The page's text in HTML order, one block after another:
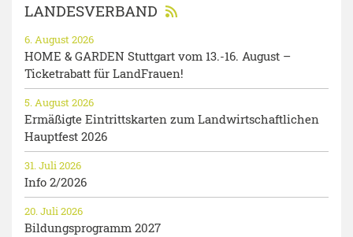
LANDESVERBAND
HOME & GARDEN Stuttgart vom 13.-16. August –
Ticketrabatt für LandFrauen!
6. August 2026
Ermäßigte Eintrittskarten zum Landwirtschaftlichen
Hauptfest 2026
5. August 2026
Info 2/2026
31. Juli 2026
Bildungsprogramm 2027
20. Juli 2026